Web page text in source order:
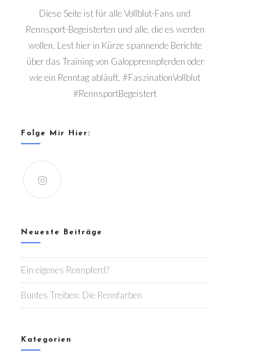
Diese Seite ist für alle Vollblut-Fans und
Rennsport-Begeisterten und alle, die es werden
wollen. Lest hier in Kürze spannende Berichte
über das Training von Galopprennpferden oder
wie ein Renntag abläuft. #FaszinationVollblut
#RennsportBegeistert
Folge Mir Hier:
Neueste Beiträge
Ein eigenes Rennpferd?
Buntes Treiben: Die Rennfarben
Kategorien